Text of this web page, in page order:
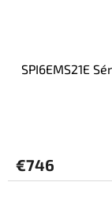
SPI6EMS21E
€746